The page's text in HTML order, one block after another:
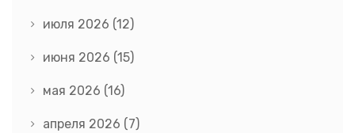
июля 2026 (12)
июня 2026 (15)
мая 2026 (16)
апреля 2026 (7)